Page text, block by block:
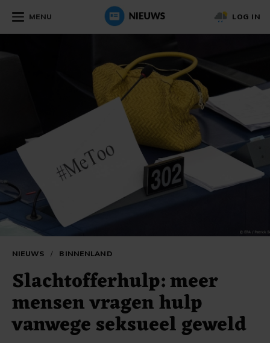
MENU LOG IN
NIEUWS / BINNENLAND
Slachtofferhulp: meer
mensen vragen hulp
vanwege seksueel geweld